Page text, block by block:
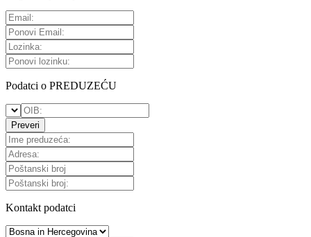
Podatci o PREDUZEĆU
Preveri
Kontakt podatci